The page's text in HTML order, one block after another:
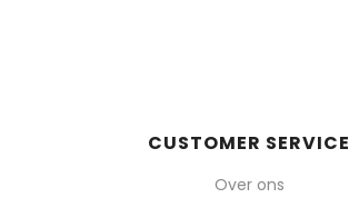
CUSTOMER SERVICE
Over ons